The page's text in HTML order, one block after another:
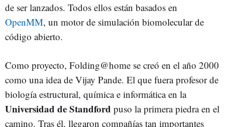
de ser lanzados. Todos ellos están basados en
OpenMM, un motor de simulación biomolecular de
código abierto.
Como proyecto, Folding@home se creó en el año 2000
como una idea de Vijay Pande. El que fuera profesor de
biología estructural, química e informática en la
Universidad de Standford puso la primera piedra en el
camino. Tras él, llegaron compañías tan importantes